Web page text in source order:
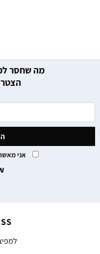
מה שחסר
אני